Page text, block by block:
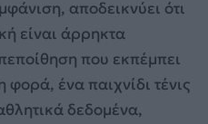
αποδεικνύει ότι
είναι άρρηκτα
που εκπέμπει
ένα παιχνίδι τένις
δεδομένα,